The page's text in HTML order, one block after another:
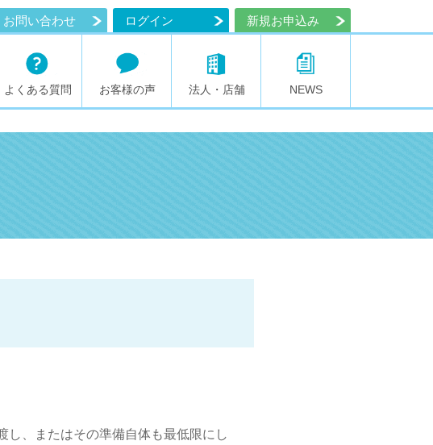
新規お申込み
ログイン
お問い合わせ
よくある質問 お客様の声 法人・店舗 NEWS
し、またはその準備自体も最低限にし